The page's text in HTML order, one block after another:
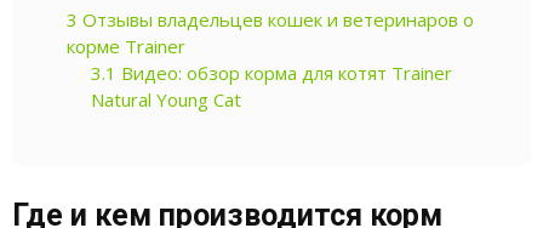
3 Отзывы владельцев кошек и ветеринаров о
корме Trainer
3.1 Видео: обзор корма для котят Trainer
Natural Young Cat
Где и кем производится корм